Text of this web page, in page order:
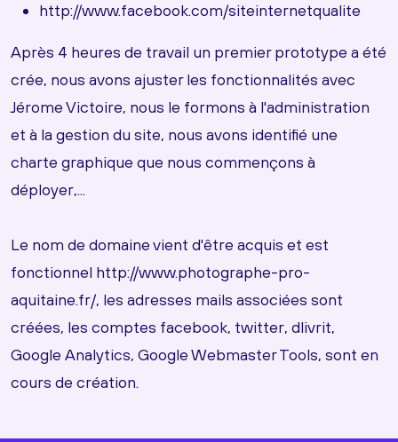
http://www.facebook.com/siteinternetqualite
Après 4 heures de travail un premier prototype a été
crée, nous avons ajuster les fonctionnalités avec
Jérome Victoire, nous le formons à l'administration
et à la gestion du site, nous avons identifié une
charte graphique que nous commençons à
déployer,...
Le nom de domaine vient d'être acquis et est
fonctionnel http://www.photographe-pro-
aquitaine.fr/, les adresses mails associées sont
créées, les comptes facebook, twitter, dlivrit,
Google Analytics, Google Webmaster Tools, sont en
cours de création.